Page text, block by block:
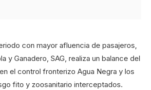
con mayor afluencia de pasajeros,
y Ganadero, SAG, realiza un balance del
el control fronterizo Agua Negra y los
fito y zoosanitario interceptados.